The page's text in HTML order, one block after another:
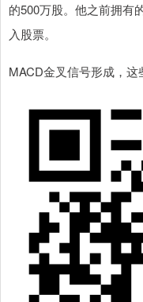
的500万股。他之前拥有
入股票。
MACD金叉信号形成，这